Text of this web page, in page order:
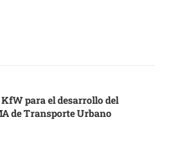
para el desarrollo del
de Transporte Urbano